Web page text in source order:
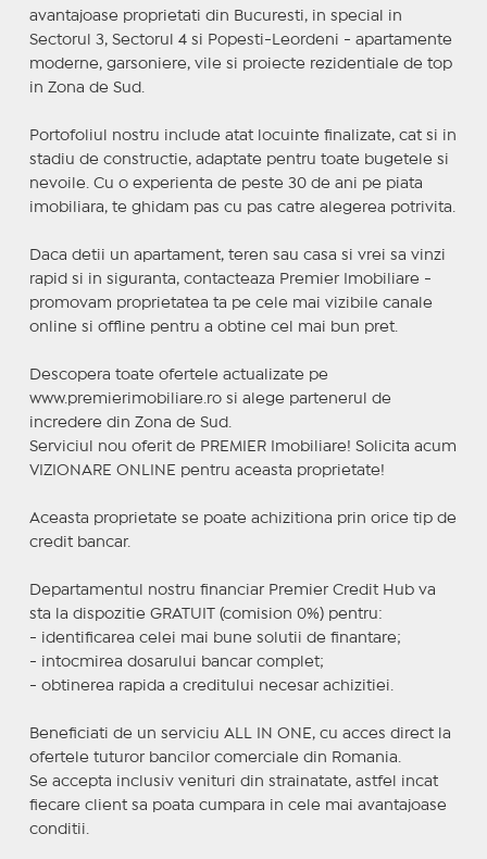
avantajoase proprietati din Bucuresti, in special in
Sectorul 3, Sectorul 4 si Popesti-Leordeni - apartamente
moderne, garsoniere, vile si proiecte rezidentiale de top
in Zona de Sud.
Portofoliul nostru include atat locuinte finalizate, cat si in
stadiu de constructie, adaptate pentru toate bugetele si
nevoile. Cu o experienta de peste 30 de ani pe piata
imobiliara, te ghidam pas cu pas catre alegerea potrivita.
Daca detii un apartament, teren sau casa si vrei sa vinzi
rapid si in siguranta, contacteaza Premier Imobiliare -
promovam proprietatea ta pe cele mai vizibile canale
online si offline pentru a obtine cel mai bun pret.
Descopera toate ofertele actualizate pe
www.premierimobiliare.ro si alege partenerul de
incredere din Zona de Sud.
Serviciul nou oferit de PREMIER Imobiliare! Solicita acum
VIZIONARE ONLINE pentru aceasta proprietate!
Aceasta proprietate se poate achizitiona prin orice tip de
credit bancar.
Departamentul nostru financiar Premier Credit Hub va
sta la dispozitie GRATUIT (comision 0%) pentru:
- identificarea celei mai bune solutii de finantare;
- intocmirea dosarului bancar complet;
- obtinerea rapida a creditului necesar achizitiei.
Beneficiati de un serviciu ALL IN ONE, cu acces direct la
ofertele tuturor bancilor comerciale din Romania.
Se accepta inclusiv venituri din strainatate, astfel incat
fiecare client sa poata cumpara in cele mai avantajoase
conditii.